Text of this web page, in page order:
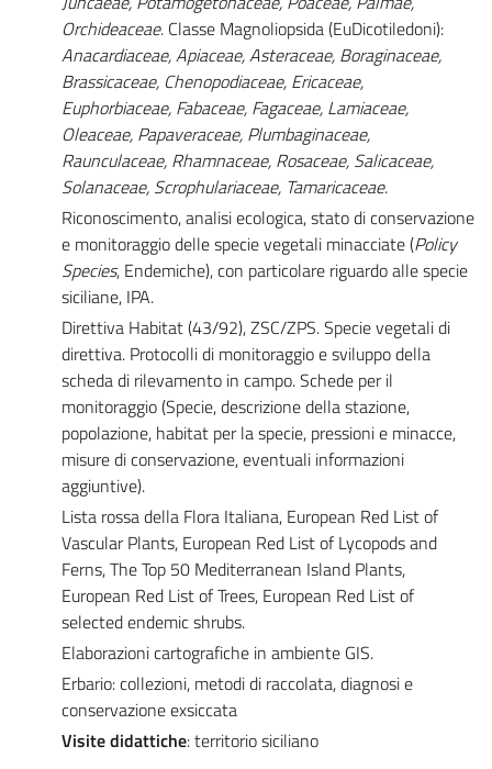
Orchideaceae. Classe Magnoliopsida (EuDicotiledoni):
Anacardiaceae, Apiaceae, Asteraceae, Boraginaceae,
Brassicaceae, Chenopodiaceae, Ericaceae,
Euphorbiaceae, Fabaceae, Fagaceae, Lamiaceae,
Oleaceae, Papaveraceae, Plumbaginaceae,
Raunculaceae, Rhamnaceae, Rosaceae, Salicaceae,
Solanaceae, Scrophulariaceae, Tamaricaceae.
Riconoscimento, analisi ecologica, stato di conservazione
e monitoraggio delle specie vegetali minacciate (Policy
Species, Endemiche), con particolare riguardo alle specie
siciliane, IPA.
Direttiva Habitat (43/92), ZSC/ZPS. Specie vegetali di
direttiva. Protocolli di monitoraggio e sviluppo della
scheda di rilevamento in campo. Schede per il
monitoraggio (Specie, descrizione della stazione,
popolazione, habitat per la specie, pressioni e minacce,
misure di conservazione, eventuali informazioni
aggiuntive).
Lista rossa della Flora Italiana, European Red List of
Vascular Plants, European Red List of Lycopods and
Ferns, The Top 50 Mediterranean Island Plants,
European Red List of Trees, European Red List of
selected endemic shrubs.
Elaborazioni cartografiche in ambiente GIS.
Erbario: collezioni, metodi di raccolata, diagnosi e
conservazione exsiccata
Visite didattiche: territorio siciliano